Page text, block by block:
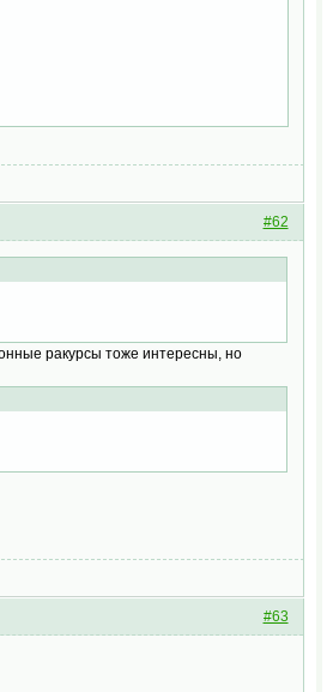
#62
ракурсы тоже интересны, но
#63